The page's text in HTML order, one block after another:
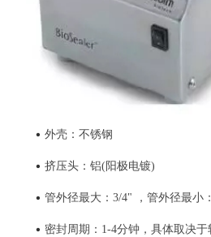
• 外壳：不锈钢
• 挤压头：铝(阳极电镀)
• 管外径最大：3/4" ，管外径最小
• 密封周期：1-4分钟，具体取决